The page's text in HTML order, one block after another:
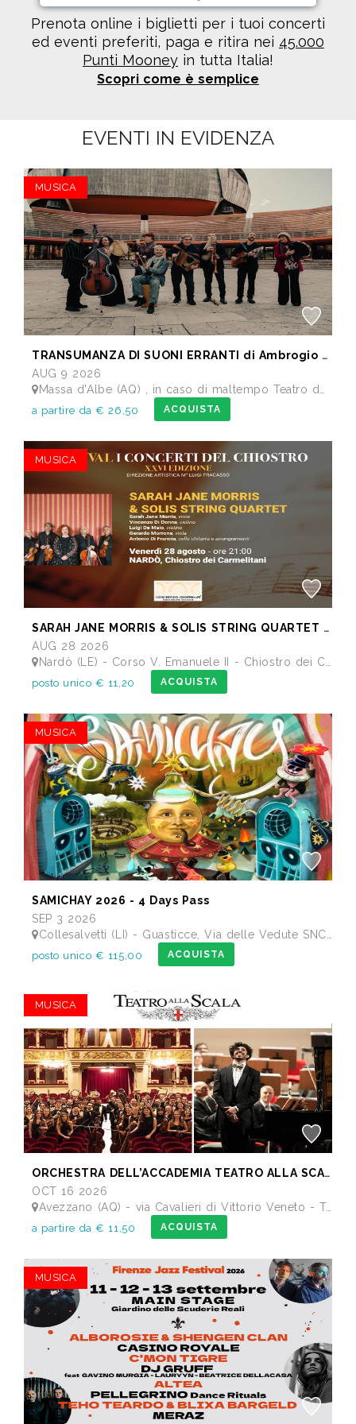
Prenota online i biglietti per i tuoi concerti
ed eventi preferiti, paga e ritira nei 45.000
Punti Mooney in tutta Italia!
Scopri come è semplice
EVENTI IN EVIDENZA
MUSICA
TRANSUMANZA DI SUONI ERRANTI di Ambrogio Sparagna
AUG 9 2026
Massa d'Albe (AQ) , in caso di maltempo Teatro dei Marsi Avezzano AQ - Anfiteatro Romano di Alba Fucens
a partire da € 26,50 ACQUISTA
MUSICA
SARAH JANE MORRIS & SOLIS STRING QUARTET - Festival I Concerti del Chiostro
AUG 28 2026
Nardò (LE) - Corso V. Emanuele II - Chiostro dei Carmelitani
posto unico € 11,20 ACQUISTA
MUSICA
SAMICHAY 2026 - 4 Days Pass
SEP 3 2026
Collesalvetti (LI) - Guasticce, Via delle Vedute SNC - Lago Alberto, Tenuta Bellavista Insuese
posto unico € 115,00 ACQUISTA
MUSICA
ORCHESTRA DELL’ACCADEMIA TEATRO ALLA SCALA di Milano
OCT 16 2026
Avezzano (AQ) - via Cavalieri di Vittorio Veneto - Teatro dei Marsi
a partire da € 11,50 ACQUISTA
MUSICA